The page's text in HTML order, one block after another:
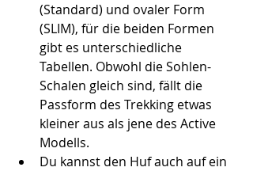
(Standard) und ovaler Form
(SLIM), für die beiden Formen
gibt es unterschiedliche
Tabellen. Obwohl die Sohlen-
Schalen gleich sind, fällt die
Passform des Trekking etwas
kleiner aus als jene des Active
Modells.
Du kannst den Huf auch auf ein